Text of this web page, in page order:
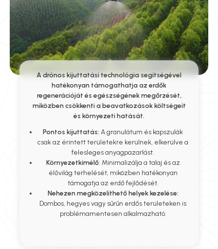
A drónos kijuttatási technológia segítségével
hatékonyan támogathatja az erdők
regenerációját és egészségének megőrzését,
miközben csökkenti a beavatkozások költségeit
és környezeti hatását.
Pontos kijuttatás: A granulátum és kapszulák
csak az érintett területekre kerülnek, elkerülve a
felesleges anyagpazarlást.
Környezetkímélő: Minimalizálja a talaj és az
élővilág terhelését, miközben hatékonyan
támogatja az erdő fejlődését.
Nehezen megközelíthető helyek kezelése:
Dombos, hegyes vagy sűrűn erdős területeken is
problémamentesen alkalmazható.